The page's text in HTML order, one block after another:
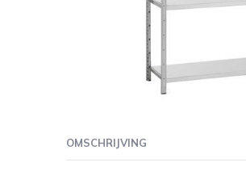
het
OMSCHRIJVING